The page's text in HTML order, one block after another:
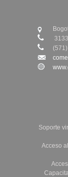
Soporte
Acceso